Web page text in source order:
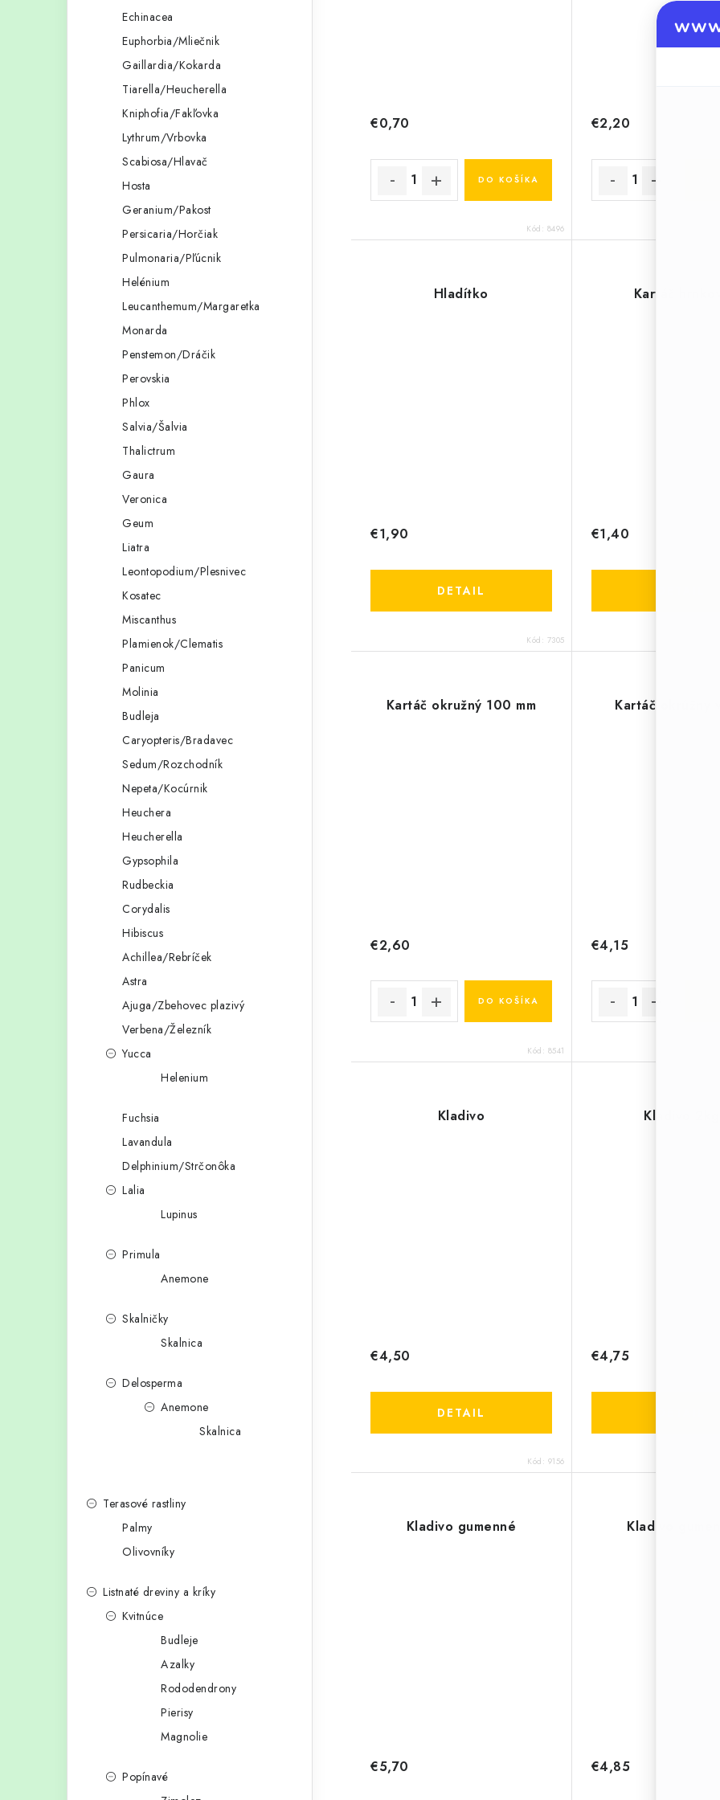
Echinacea
Euphorbia/Mliečnik
Gaillardia/Kokarda
Tiarella/Heucherella
Kniphofia/Fakľovka
Lythrum/Vrbovka
Scabiosa/Hlavač
Hosta
Geranium/Pakost
Persicaria/Horčiak
Pulmonaria/Pľúcnik
Helénium
Leucanthemum/Margaretka
Monarda
Penstemon/Dráčik
Perovskia
Phlox
Salvia/Šalvia
Thalictrum
Gaura
Veronica
Geum
Liatra
Leontopodium/Plesnivec
Kosatec
Miscanthus
Plamienok/Clematis
Panicum
Molinia
Budleja
Caryopteris/Bradavec
Sedum/Rozchodník
Nepeta/Kocúrnik
Heuchera
Heucherella
Gypsophila
Rudbeckia
Corydalis
Hibiscus
Achillea/Rebríček
Astra
Ajuga/Zbehovec plazivý
Verbena/Železník
Yucca
Helenium
Fuchsia
Lavandula
Delphinium/Strčonôka
Lalia
Lupinus
Primula
Anemone
Skalničky
Skalnica
Delosperma
Anemone
Skalnica
Terasové rastliny
Palmy
Olivovníky
Listnaté dreviny a kríky
Kvitnúce
Budleje
Azalky
Rododendrony
Pierisy
Magnolie
Popínavé
€0,70
DO KOŠÍKA
Kód: 8496
€2,20
Hladítko
€1,90
DETAIL
Kód: 7305
Kartáč hrnkový
€1,40
Kartáč okružný 100 mm
€2,60
DO KOŠÍKA
Kód: 8541
Kartáč okrúžny
€4,15
Kladivo
€4,50
DETAIL
Kód: 9156
Kladivo 2kg
€4,75
Kladivo gumenné
€5,70
Kladivo
€4,85